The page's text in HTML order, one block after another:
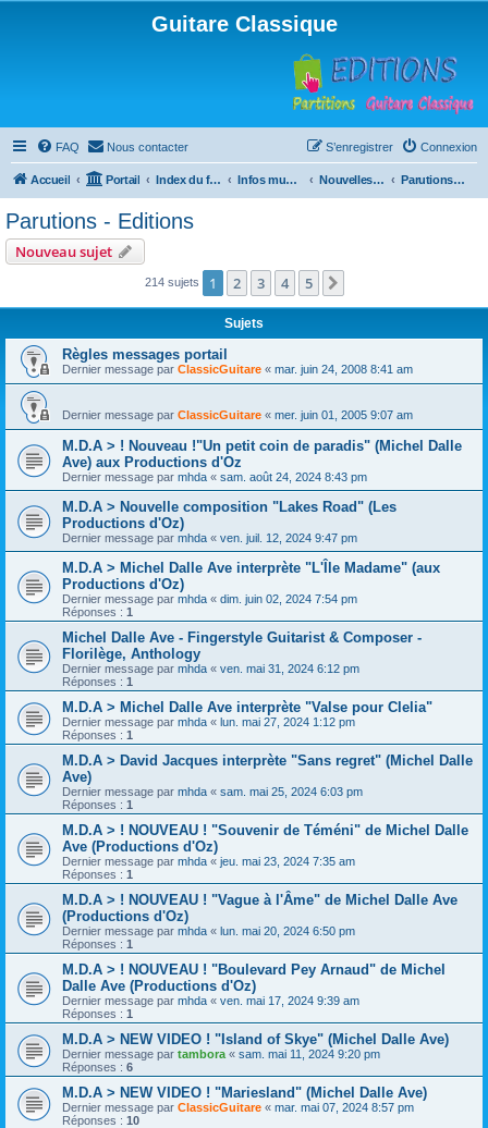
Guitare Classique
FAQ Nous contacter Connexion
S’enregistrer
Accueil Portail Index du forum Infos musicales Nouvelles de toutes sortes, concerts, partitions… Parutions - Editions
Parutions - Editions
Nouveau sujet
214 sujets 1 2 3 4 5
Sujets
Règles messages portail
Dernier message par ClassicGuitare « mar. juin 24, 2008 8:41 am
Dernier message par ClassicGuitare « mer. juin 01, 2005 9:07 am
M.D.A > ! Nouveau !"Un petit coin de paradis" (Michel Dalle
Ave) aux Productions d'Oz
Dernier message par mhda « sam. août 24, 2024 8:43 pm
M.D.A > Nouvelle composition "Lakes Road" (Les
Productions d'Oz)
Dernier message par mhda « ven. juil. 12, 2024 9:47 pm
M.D.A > Michel Dalle Ave interprète "L'Île Madame" (aux
Productions d'Oz)
Dernier message par mhda « dim. juin 02, 2024 7:54 pm
Réponses : 1
Michel Dalle Ave - Fingerstyle Guitarist & Composer -
Florilège, Anthology
Dernier message par mhda « ven. mai 31, 2024 6:12 pm
Réponses : 1
M.D.A > Michel Dalle Ave interprète "Valse pour Clelia"
Dernier message par mhda « lun. mai 27, 2024 1:12 pm
Réponses : 1
M.D.A > David Jacques interprète "Sans regret" (Michel Dalle
Ave)
Dernier message par mhda « sam. mai 25, 2024 6:03 pm
Réponses : 1
M.D.A > ! NOUVEAU ! "Souvenir de Téméni" de Michel Dalle
Ave (Productions d'Oz)
Dernier message par mhda « jeu. mai 23, 2024 7:35 am
Réponses : 1
M.D.A > ! NOUVEAU ! "Vague à l'Âme" de Michel Dalle Ave
(Productions d'Oz)
Dernier message par mhda « lun. mai 20, 2024 6:50 pm
Réponses : 1
M.D.A > ! NOUVEAU ! "Boulevard Pey Arnaud" de Michel
Dalle Ave (Productions d'Oz)
Dernier message par mhda « ven. mai 17, 2024 9:39 am
Réponses : 1
M.D.A > NEW VIDEO ! "Island of Skye" (Michel Dalle Ave)
Dernier message par tambora « sam. mai 11, 2024 9:20 pm
Réponses : 6
M.D.A > NEW VIDEO ! "Mariesland" (Michel Dalle Ave)
Dernier message par ClassicGuitare « mar. mai 07, 2024 8:57 pm
Réponses : 10